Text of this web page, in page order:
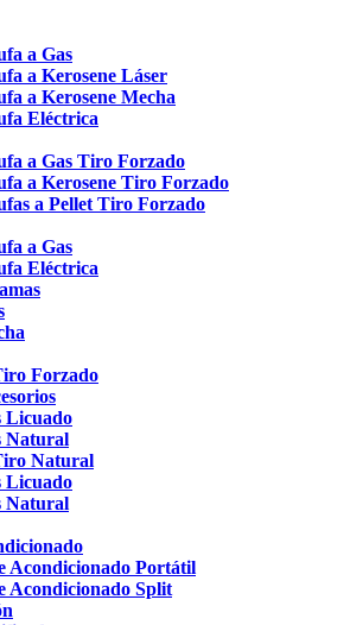
a Gas
a Kerosene Láser
a Kerosene Mecha
Eléctrica
a Gas Tiro Forzado
a Kerosene Tiro Forzado
a Pellet Tiro Forzado
a Gas
Eléctrica
Forzado
Licuado
Natural
Natural
Licuado
Natural
Acondicionado Portátil
Acondicionado Split